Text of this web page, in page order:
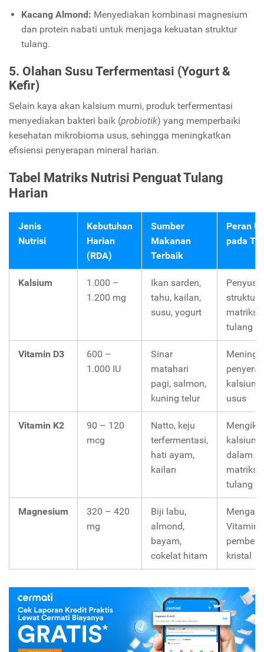
Kacang Almond: Menyediakan kombinasi magnesium
dan protein nabati untuk menjaga kekuatan struktur
tulang.
5. Olahan Susu Terfermentasi (Yogurt &
Kefir)
Selain kaya akan kalsium murni, produk terfermentasi
menyediakan bakteri baik (probiotik) yang memperbaiki
kesehatan mikrobioma usus, sehingga meningkatkan
efisiensi penyerapan mineral harian.
Tabel Matriks Nutrisi Penguat Tulang
Harian
Jenis
Nutrisi
Kebutuhan
Harian
(RDA)
Sumber
Makanan
Terbaik
Peran
pada
Kalsium
1.000 –
1.200 mg
Ikan sarden,
tahu, kailan,
susu, yogurt
struktur
matriks
tulang
Vitamin D3
600 –
1.000 IU
Sinar
matahari
pagi, salmon,
kuning telur
kalsium
usus
Vitamin K2
90 – 120
mcg
Natto, keju
terfermentasi,
hati ayam,
kailan
kalsium
dalam
matriks
tulang
Magnesium
320 – 420
mg
Biji labu,
almond,
bayam,
cokelat hitam
Vitamin
kristal